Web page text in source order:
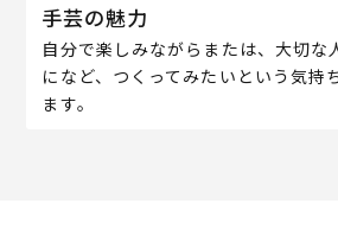
手芸の魅力
自分で楽しみながらまたは、大切な
になど、つくってみたいという気持
ます。